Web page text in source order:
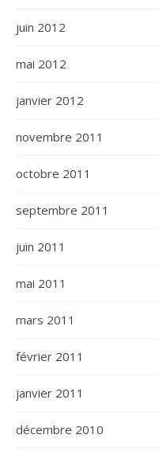
juin 2012
mai 2012
janvier 2012
novembre 2011
octobre 2011
septembre 2011
juin 2011
mai 2011
mars 2011
février 2011
janvier 2011
décembre 2010